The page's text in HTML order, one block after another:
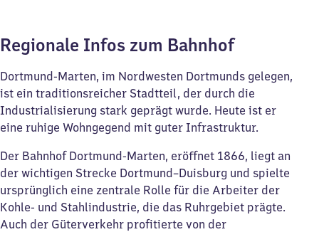
Regionale Infos zum Bahnhof
Dortmund-Marten, im Nordwesten Dortmunds gelegen,
ist ein traditionsreicher Stadtteil, der durch die
Industrialisierung stark geprägt wurde. Heute ist er
eine ruhige Wohngegend mit guter Infrastruktur.
Der Bahnhof Dortmund-Marten, eröffnet 1866, liegt an
der wichtigen Strecke Dortmund–Duisburg und spielte
ursprünglich eine zentrale Rolle für die Arbeiter der
Kohle- und Stahlindustrie, die das Ruhrgebiet prägte.
Auch der Güterverkehr profitierte von der